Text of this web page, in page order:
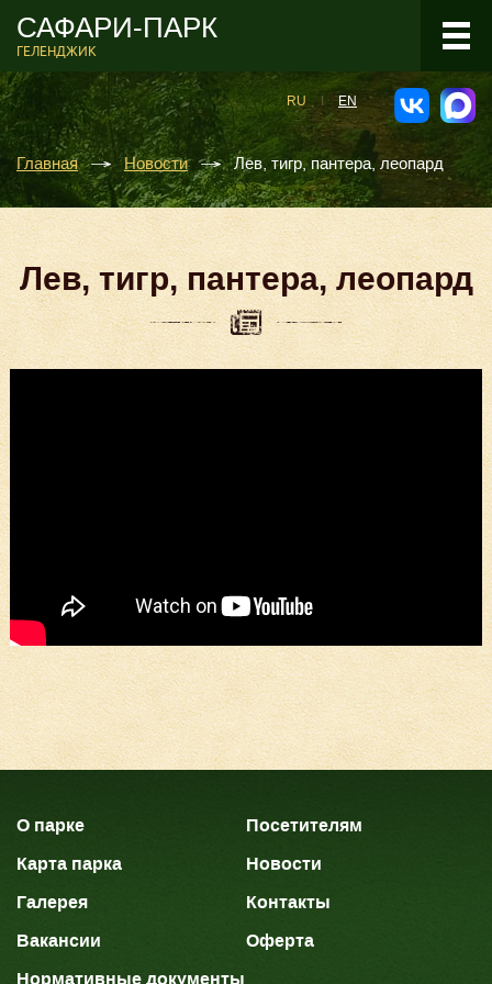
САФАРИ-ПАРК
ГЕЛЕНДЖИК
RU EN
Главная Новости Лев, тигр, пантера, леопард
Лев, тигр, пантера, леопард
О парке
Посетителям
Карта парка
Новости
Галерея
Контакты
Вакансии
Оферта